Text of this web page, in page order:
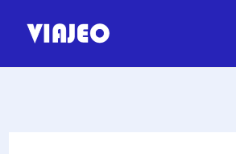
contenido